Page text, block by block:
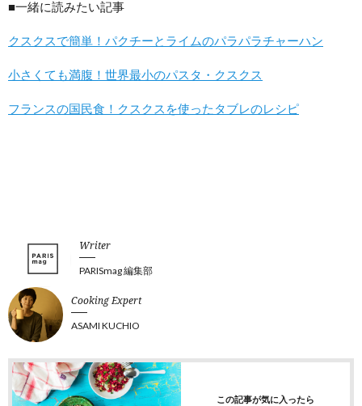
■一緒に読みたい記事
クスクスで簡単！パクチーとライムのパラパラチャーハン
小さくても満腹！世界最小のパスタ・クスクス
フランスの国民食！クスクスを使ったタブレのレシピ
Writer
PARISmag 編集部
Cooking Expert
ASAMI KUCHIO
この記事が気に入ったら